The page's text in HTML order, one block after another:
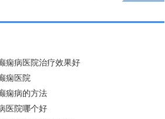
痫病医院治疗效果好
痫医院
痫病的方法
医院哪个好